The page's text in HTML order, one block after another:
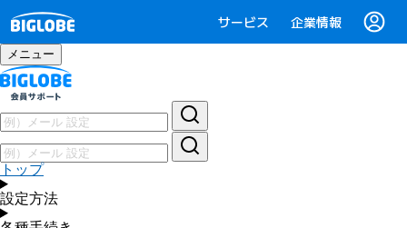
サービス 企業情報
メニュー
トップ
設定方法